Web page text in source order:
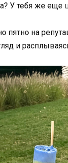
У тебя же еще
на
и